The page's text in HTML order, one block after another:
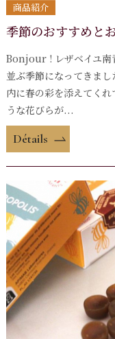
商品紹介
季節のおすすめと
Bonjour ! レザベイユ南
並ぶ季節になってきま
内に春の彩を添えてく
うな花びらが...
Détails